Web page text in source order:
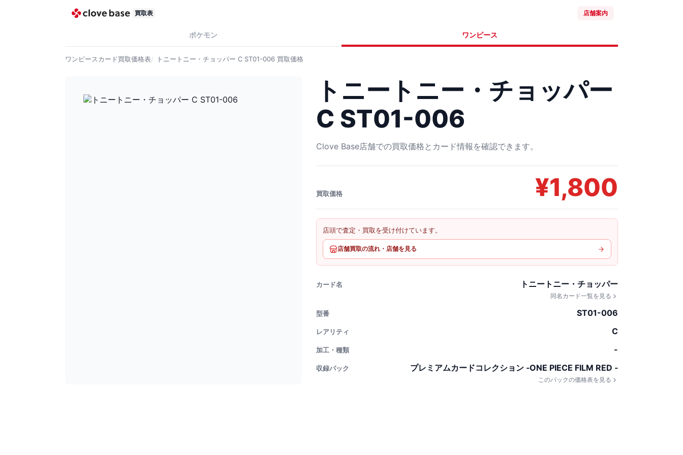
買取表 店舗案内
ポケモン ワンピース
ワンピースカード買取価格表 トニートニー・チョッパー C ST01-006 買取価格
トニートニー・チョッパー
C ST01-006
Clove Base店舗での買取価格とカード情報を確認できます。
買取価格 ¥1,800
店頭で査定・買取を受け付けています。
店舗買取の流れ・店舗を見る
カード名 トニートニー・チョッパー
同名カード一覧を見る
型番 ST01-006
レアリティ C
加工・種類 -
収録パック プレミアムカードコレクション ‐ONE PIECE FILM RED ‐
このパックの価格表を見る